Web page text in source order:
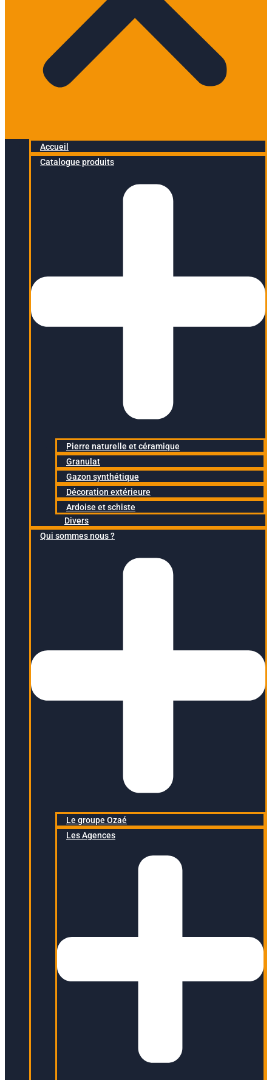
Accueil
Catalogue produits
Pierre naturelle et céramique
Granulat
Gazon synthétique
Décoration extérieure
Ardoise et schiste
Divers
Qui sommes nous ?
Le groupe Ozaé
Les Agences